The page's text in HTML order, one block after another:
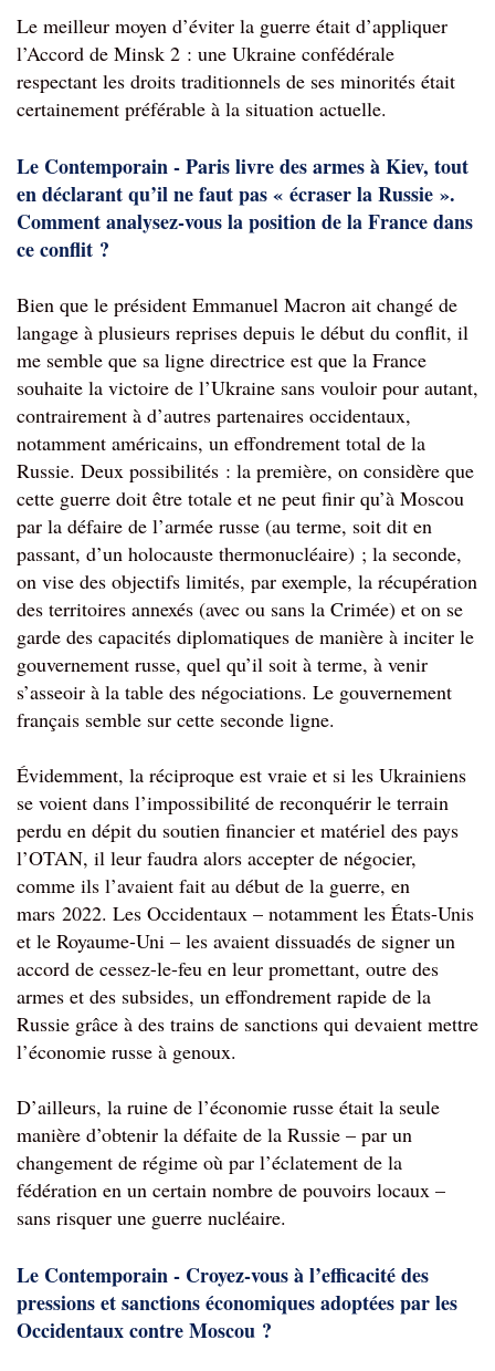
Le meilleur moyen d’éviter la guerre était d’appliquer
l’Accord de Minsk 2 : une Ukraine confédérale
respectant les droits traditionnels de ses minorités était
certainement préférable à la situation actuelle.
Le Contemporain - Paris livre des armes à Kiev, tout
en déclarant qu’il ne faut pas « écraser la Russie ».
Comment analysez-vous la position de la France dans
ce conflit ?
Bien que le président Emmanuel Macron ait changé de
langage à plusieurs reprises depuis le début du conflit, il
me semble que sa ligne directrice est que la France
souhaite la victoire de l’Ukraine sans vouloir pour autant,
contrairement à d’autres partenaires occidentaux,
notamment américains, un effondrement total de la
Russie. Deux possibilités : la première, on considère que
cette guerre doit être totale et ne peut finir qu’à Moscou
par la défaire de l’armée russe (au terme, soit dit en
passant, d’un holocauste thermonucléaire) ; la seconde,
on vise des objectifs limités, par exemple, la récupération
des territoires annexés (avec ou sans la Crimée) et on se
garde des capacités diplomatiques de manière à inciter le
gouvernement russe, quel qu’il soit à terme, à venir
s’asseoir à la table des négociations. Le gouvernement
français semble sur cette seconde ligne.
Évidemment, la réciproque est vraie et si les Ukrainiens
se voient dans l’impossibilité de reconquérir le terrain
perdu en dépit du soutien financier et matériel des pays
l’OTAN, il leur faudra alors accepter de négocier,
comme ils l’avaient fait au début de la guerre, en
mars 2022. Les Occidentaux – notamment les États-Unis
et le Royaume-Uni – les avaient dissuadés de signer un
accord de cessez-le-feu en leur promettant, outre des
armes et des subsides, un effondrement rapide de la
Russie grâce à des trains de sanctions qui devaient mettre
l’économie russe à genoux.
D’ailleurs, la ruine de l’économie russe était la seule
manière d’obtenir la défaite de la Russie – par un
changement de régime où par l’éclatement de la
fédération en un certain nombre de pouvoirs locaux –
sans risquer une guerre nucléaire.
Le Contemporain - Croyez-vous à l’efficacité des
pressions et sanctions économiques adoptées par les
Occidentaux contre Moscou ?